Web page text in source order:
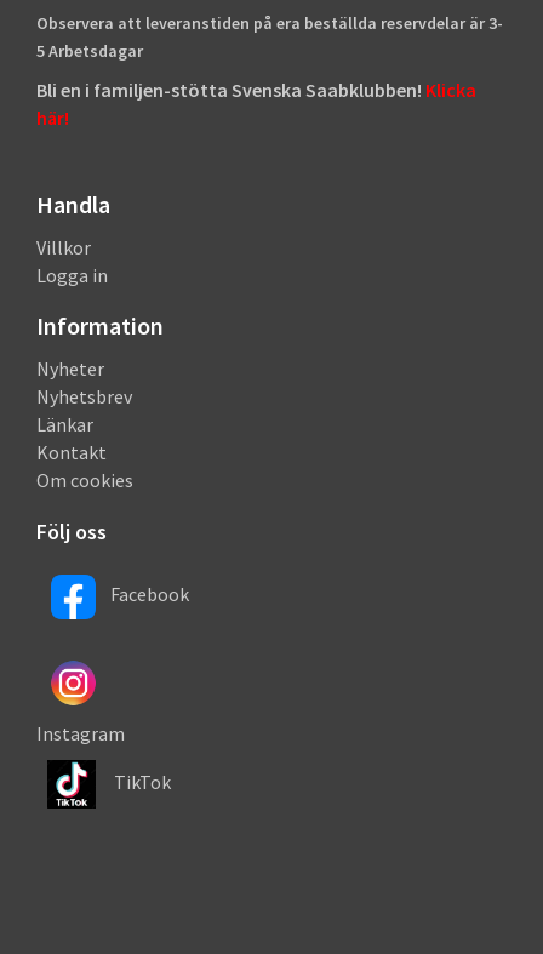
Observera att leveranstiden på era beställda reservdelar är 3-
5 Arbetsdagar
Bli en i familjen-stötta Svenska Saabklubben! Klicka
här!
Handla
Villkor
Logga in
Information
Nyheter
Nyhetsbrev
Länkar
Kontakt
Om cookies
Följ oss
Facebook
Instagram
TikTok